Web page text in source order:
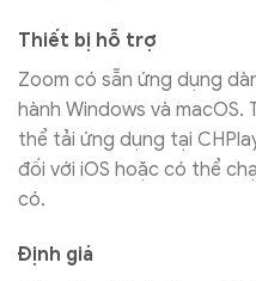
Thiết bị hỗ trợ
Zoom có sẵn ứng dụng
hành Windows và
thể tải ứng dụng tại
đối với iOS hoặc có thể
có.
Định giá